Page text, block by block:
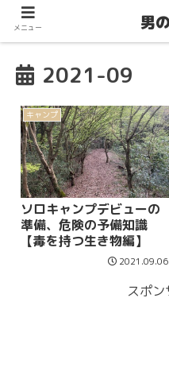
2021-09
キャンプ
ソロキャンプデビューの
準備、危険の予備知識
【毒を持つ生き物編】
2021.09.06
スポ
メニュー 男